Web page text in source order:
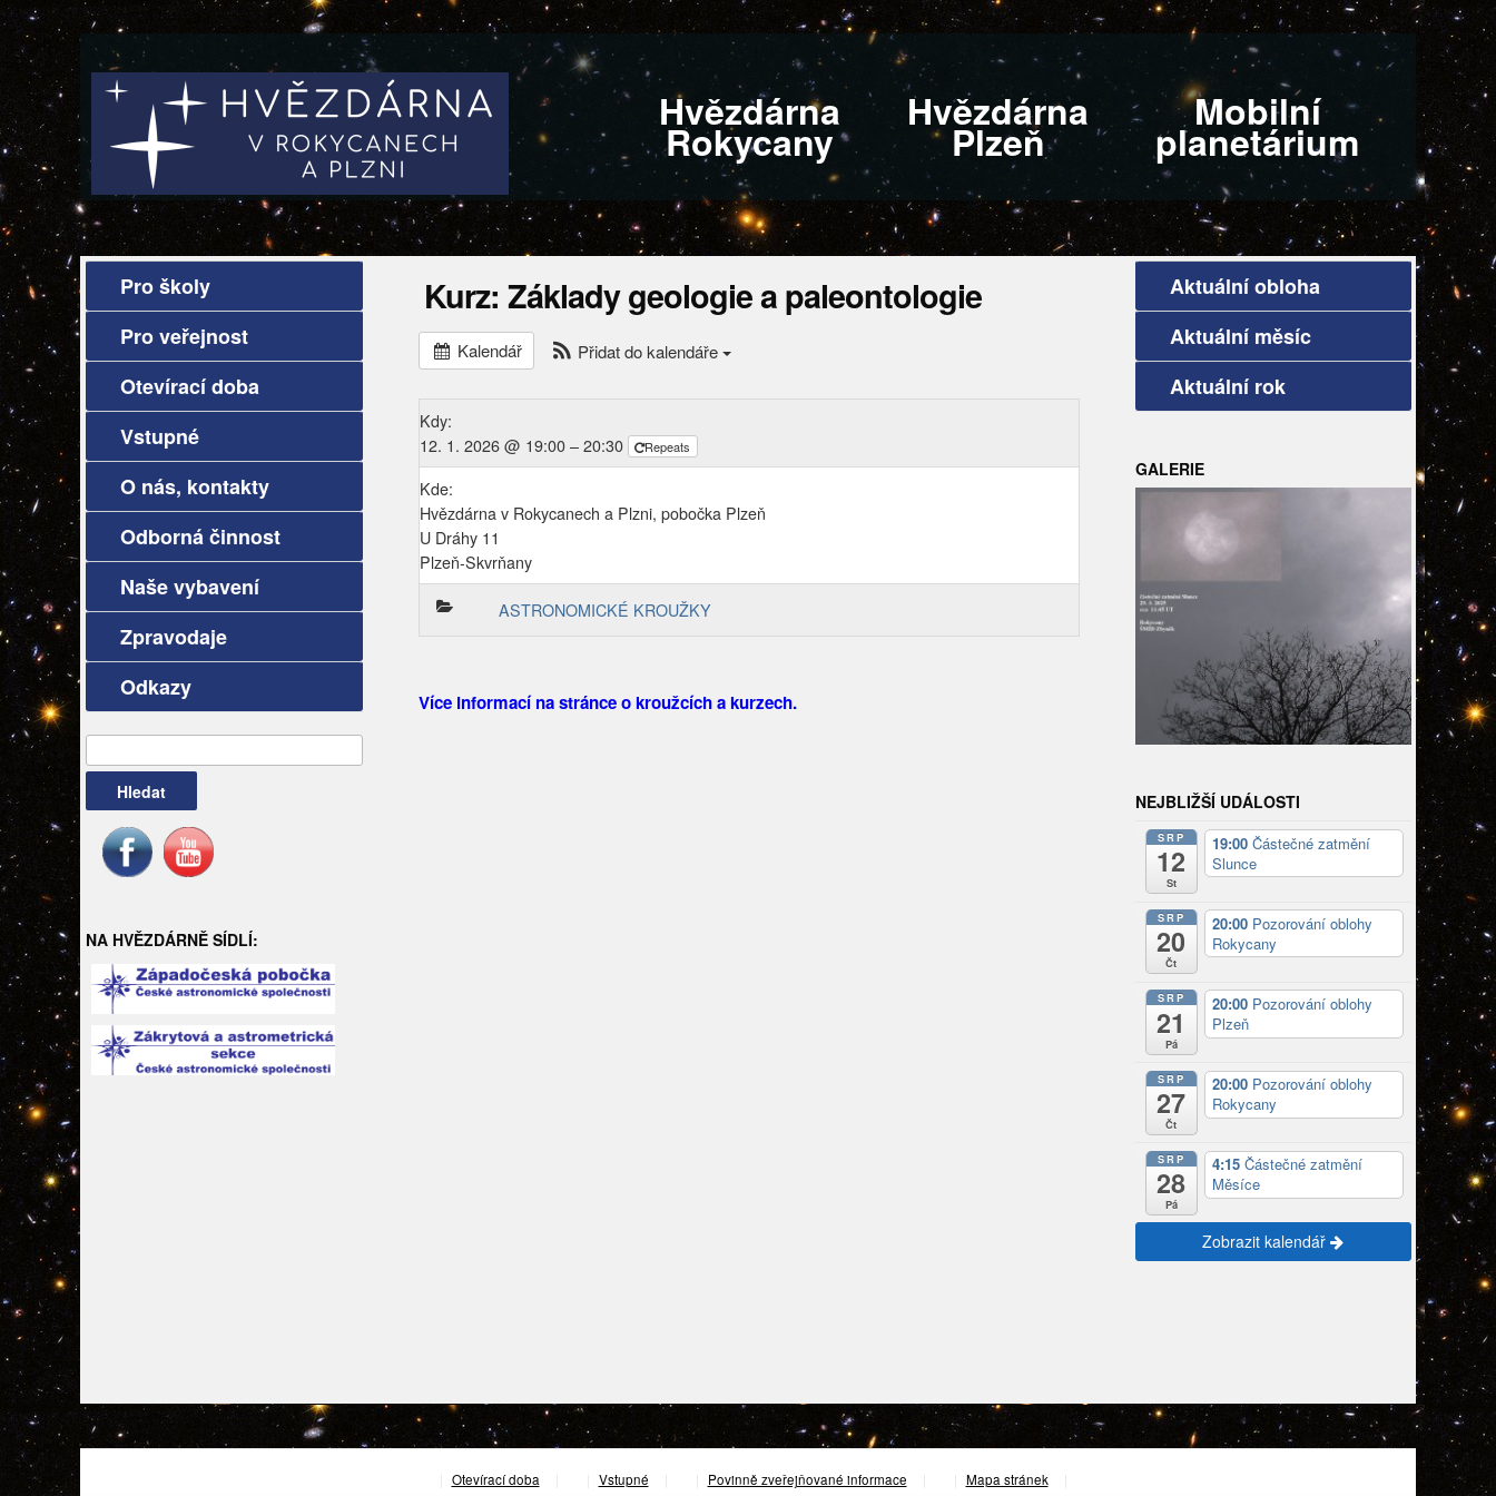
Hvězdárna
Rokycany
Hvězdárna
Plzeň
Mobilní
planetárium
Pro školy
Pro veřejnost
Otevírací doba
Vstupné
O nás, kontakty
Odborná činnost
Naše vybavení
Zpravodaje
Odkazy
NA HVĚZDÁRNĚ SÍDLÍ:
Kurz: Základy geologie a paleontologie
Kalendář Přidat do kalendáře
Kdy:
12. 1. 2026 @ 19:00 – 20:30
Repeats
Kde:
Hvězdárna v Rokycanech a Plzni, pobočka Plzeň
U Dráhy 11
Plzeň-Skvrňany
ASTRONOMICKÉ KROUŽKY
Více informací na stránce o kroužcích a kurzech.
Aktuální obloha
Aktuální měsíc
Aktuální rok
GALERIE
NEJBLIŽŠÍ UDÁLOSTI
SRP
12
St
19:00 Částečné zatmění
Slunce
SRP
20
Čt
20:00 Pozorování oblohy
Rokycany
SRP
21
Pá
20:00 Pozorování oblohy
Plzeň
SRP
27
Čt
20:00 Pozorování oblohy
Rokycany
SRP
28
Pá
4:15 Částečné zatmění
Měsíce
Zobrazit kalendář
Otevírací doba Vstupné Povinně zveřejňované informace Mapa stránek